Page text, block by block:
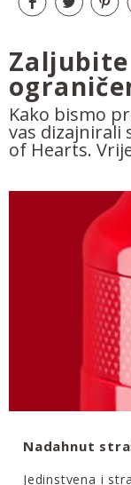
Zaljubite
Kako bismo
vas dizajnirali
of Hearts.
Nadahnut
Jedinstvena i